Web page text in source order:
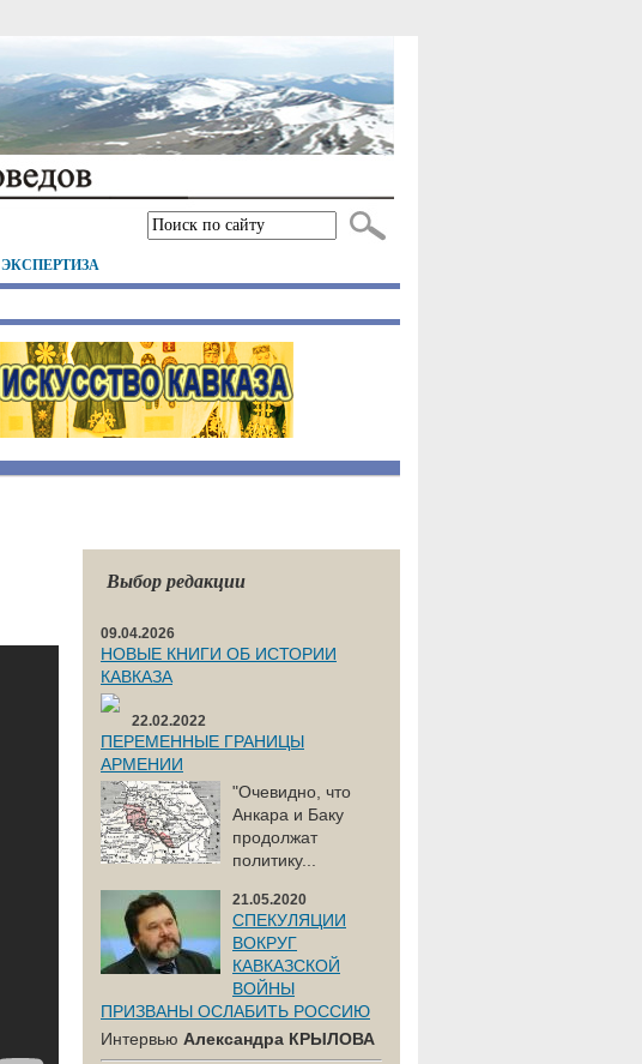
ЭКСПЕРТИЗА
Выбор редакции
09.04.2026
НОВЫЕ КНИГИ ОБ ИСТОРИИ
КАВКАЗА
22.02.2022
ПЕРЕМЕННЫЕ ГРАНИЦЫ
АРМЕНИИ
"Очевидно, что
Анкара и Баку
продолжат
политику...
21.05.2020
СПЕКУЛЯЦИИ
ВОКРУГ
КАВКАЗСКОЙ
ВОЙНЫ
ПРИЗВАНЫ ОСЛАБИТЬ РОССИЮ
Интервью Александра КРЫЛОВА